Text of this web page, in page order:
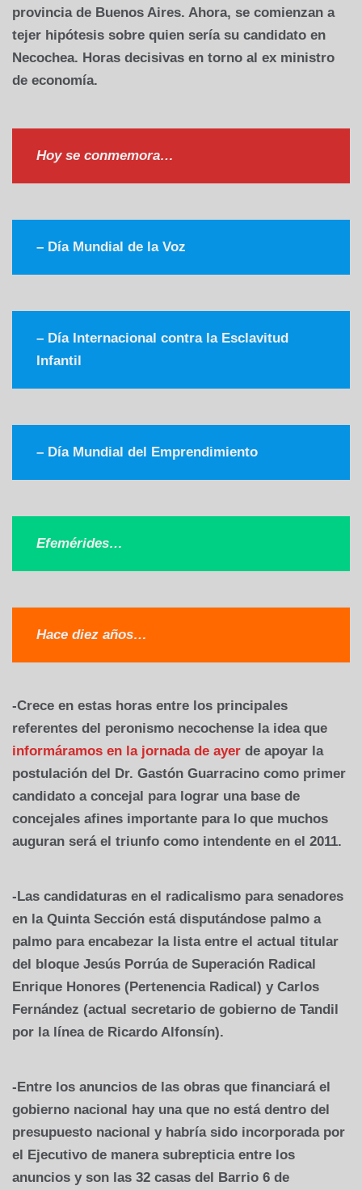
provincia de Buenos Aires. Ahora, se comienzan a
tejer hipótesis sobre quien sería su candidato en
Necochea. Horas decisivas en torno al ex ministro
de economía.
Hoy se conmemora…
– Día Mundial de la Voz
– Día Internacional contra la Esclavitud
Infantil
– Día Mundial del Emprendimiento
Efemérides…
Hace diez años…
-Crece en estas horas entre los principales
referentes del peronismo necochense la idea que
informáramos en la jornada de ayer de apoyar la
postulación del Dr. Gastón Guarracino como primer
candidato a concejal para lograr una base de
concejales afines importante para lo que muchos
auguran será el triunfo como intendente en el 2011.
-Las candidaturas en el radicalismo para senadores
en la Quinta Sección está disputándose palmo a
palmo para encabezar la lista entre el actual titular
del bloque Jesús Porrúa de Superación Radical
Enrique Honores (Pertenencia Radical) y Carlos
Fernández (actual secretario de gobierno de Tandil
por la línea de Ricardo Alfonsín).
-Entre los anuncios de las obras que financiará el
gobierno nacional hay una que no está dentro del
presupuesto nacional y habría sido incorporada por
el Ejecutivo de manera subrepticia entre los
anuncios y son las 32 casas del Barrio 6 de